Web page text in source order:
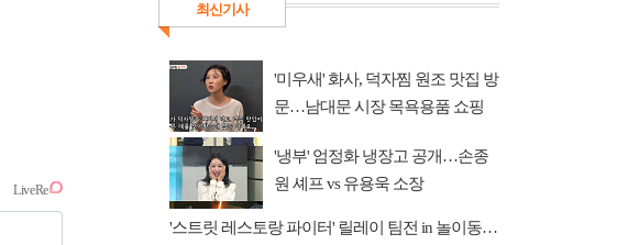
최신기사
'미우새' 화사, 덕자찜 원조 맛집 방
문…남대문 시장 목욕용품 쇼핑
'냉부' 엄정화 냉장고 공개…손종
원 셰프 vs 유용욱 소장
'스트릿 레스토랑 파이터' 릴레이 팀전 in 놀이동산 상권